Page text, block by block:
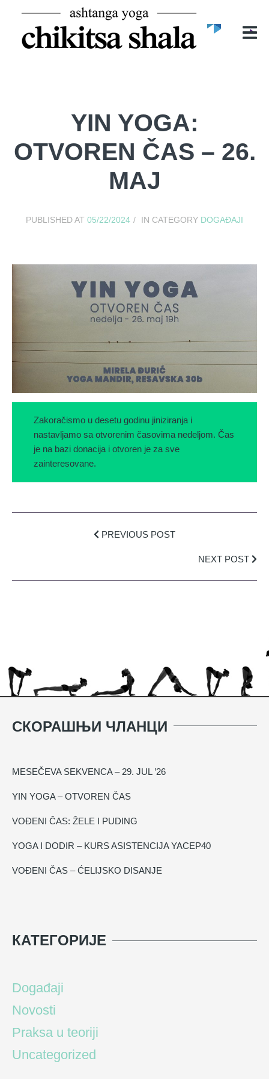
POČETNA
O NAMA
BLOG
YIN YOGA:
OTVOREN ČAS – 26.
MAJ
PUBLISHED AT 05/22/2024 IN CATEGORY DOGAĐAJI
Zakoračismo u desetu godinu jiniziranja i
nastavljamo sa otvorenim časovima nedeljom. Čas
je na bazi donacija i otvoren je za sve
zainteresovane.
PREVIOUS POST
NEXT POST
СКОРАШЊИ ЧЛАНЦИ
MESEČEVA SEKVENCA – 29. JUL ’26
YIN YOGA – OTVOREN ČAS
VOĐENI ČAS: ŽELE I PUDING
YOGA I DODIR – KURS ASISTENCIJA YACEP40
VOĐENI ČAS – ĆELIJSKO DISANJE
КАТЕГОРИЈЕ
Događaji
Novosti
Praksa u teoriji
Uncategorized